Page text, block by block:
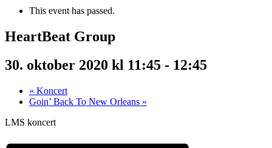
This event has passed.
HeartBeat Group
30. oktober 2020 kl 11:45 - 12:45
« Koncert
Goin’ Back To New Orleans »
LMS koncert